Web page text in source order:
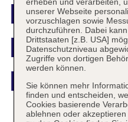
Hotel
unserer Webseite
vorzuschlagen sowie
durchzuführen. Dabei
Drittstaaten [z.B. USA]
Datenschutzniveau
Zugriffe von dortigen
werden können.
Sie können mehr
finden und entscheiden,
Cookies basierende
ablehnen oder